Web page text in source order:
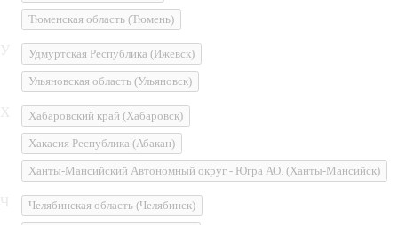
Тюменская область (Тюмень)
Удмуртская Республика (Ижевск)
Ульяновская область (Ульяновск)
Хабаровский край (Хабаровск)
Хакасия Республика (Абакан)
Ханты-Мансийский Автономный округ - Югра АО. (Ханты-Мансийск)
Челябинская область (Челябинск)